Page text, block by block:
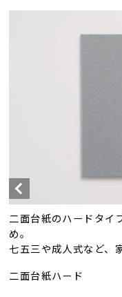
二面台紙のハードタイ
め。
七五三や成人式など、
二面台紙ハード